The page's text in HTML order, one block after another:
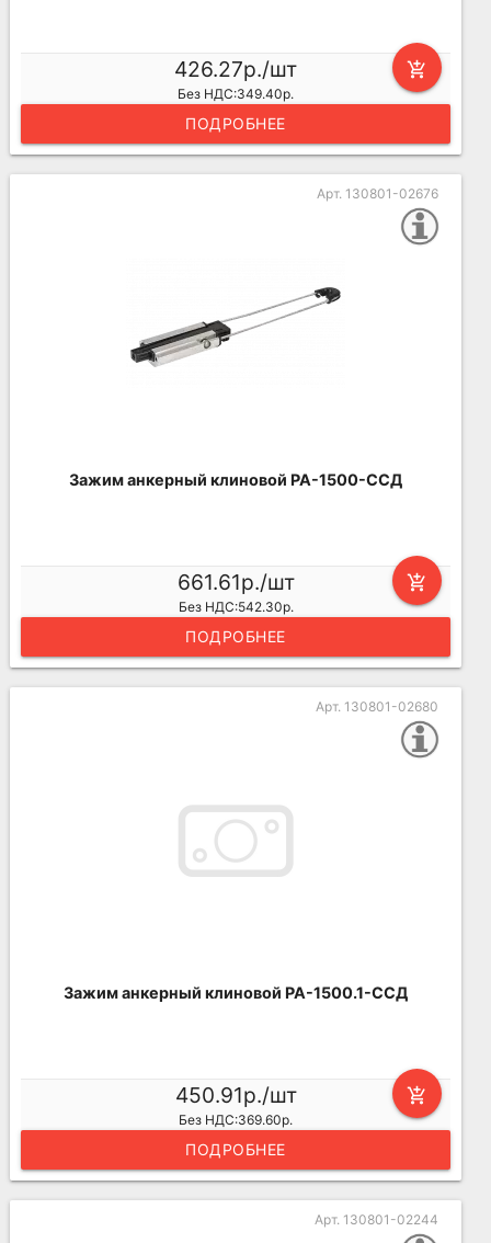
add_shopping_cart
426.27р./шт
Без НДС:349.40р.
ПОДРОБНЕЕ
Арт. 130801-02676
Зажим анкерный клиновой PA-1500-ССД
add_shopping_cart
661.61р./шт
Без НДС:542.30р.
ПОДРОБНЕЕ
Арт. 130801-02680
Зажим анкерный клиновой PA-1500.1-ССД
add_shopping_cart
450.91р./шт
Без НДС:369.60р.
ПОДРОБНЕЕ
Арт. 130801-02244